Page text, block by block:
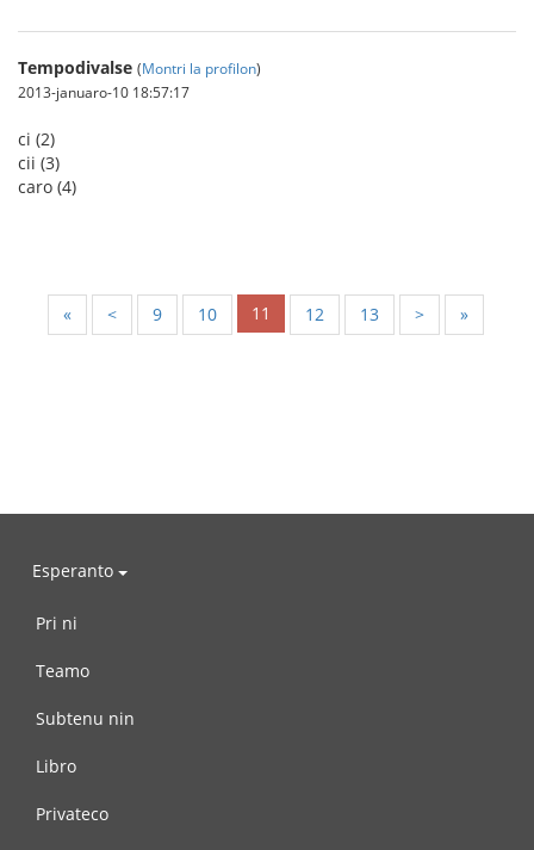
Tempodivalse (Montri la profilon)
2013-januaro-10 18:57:17
ci (2)
cii (3)
caro (4)
« < 9 10 11 12 13 > »
Esperanto
Pri ni
Teamo
Subtenu nin
Libro
Privateco